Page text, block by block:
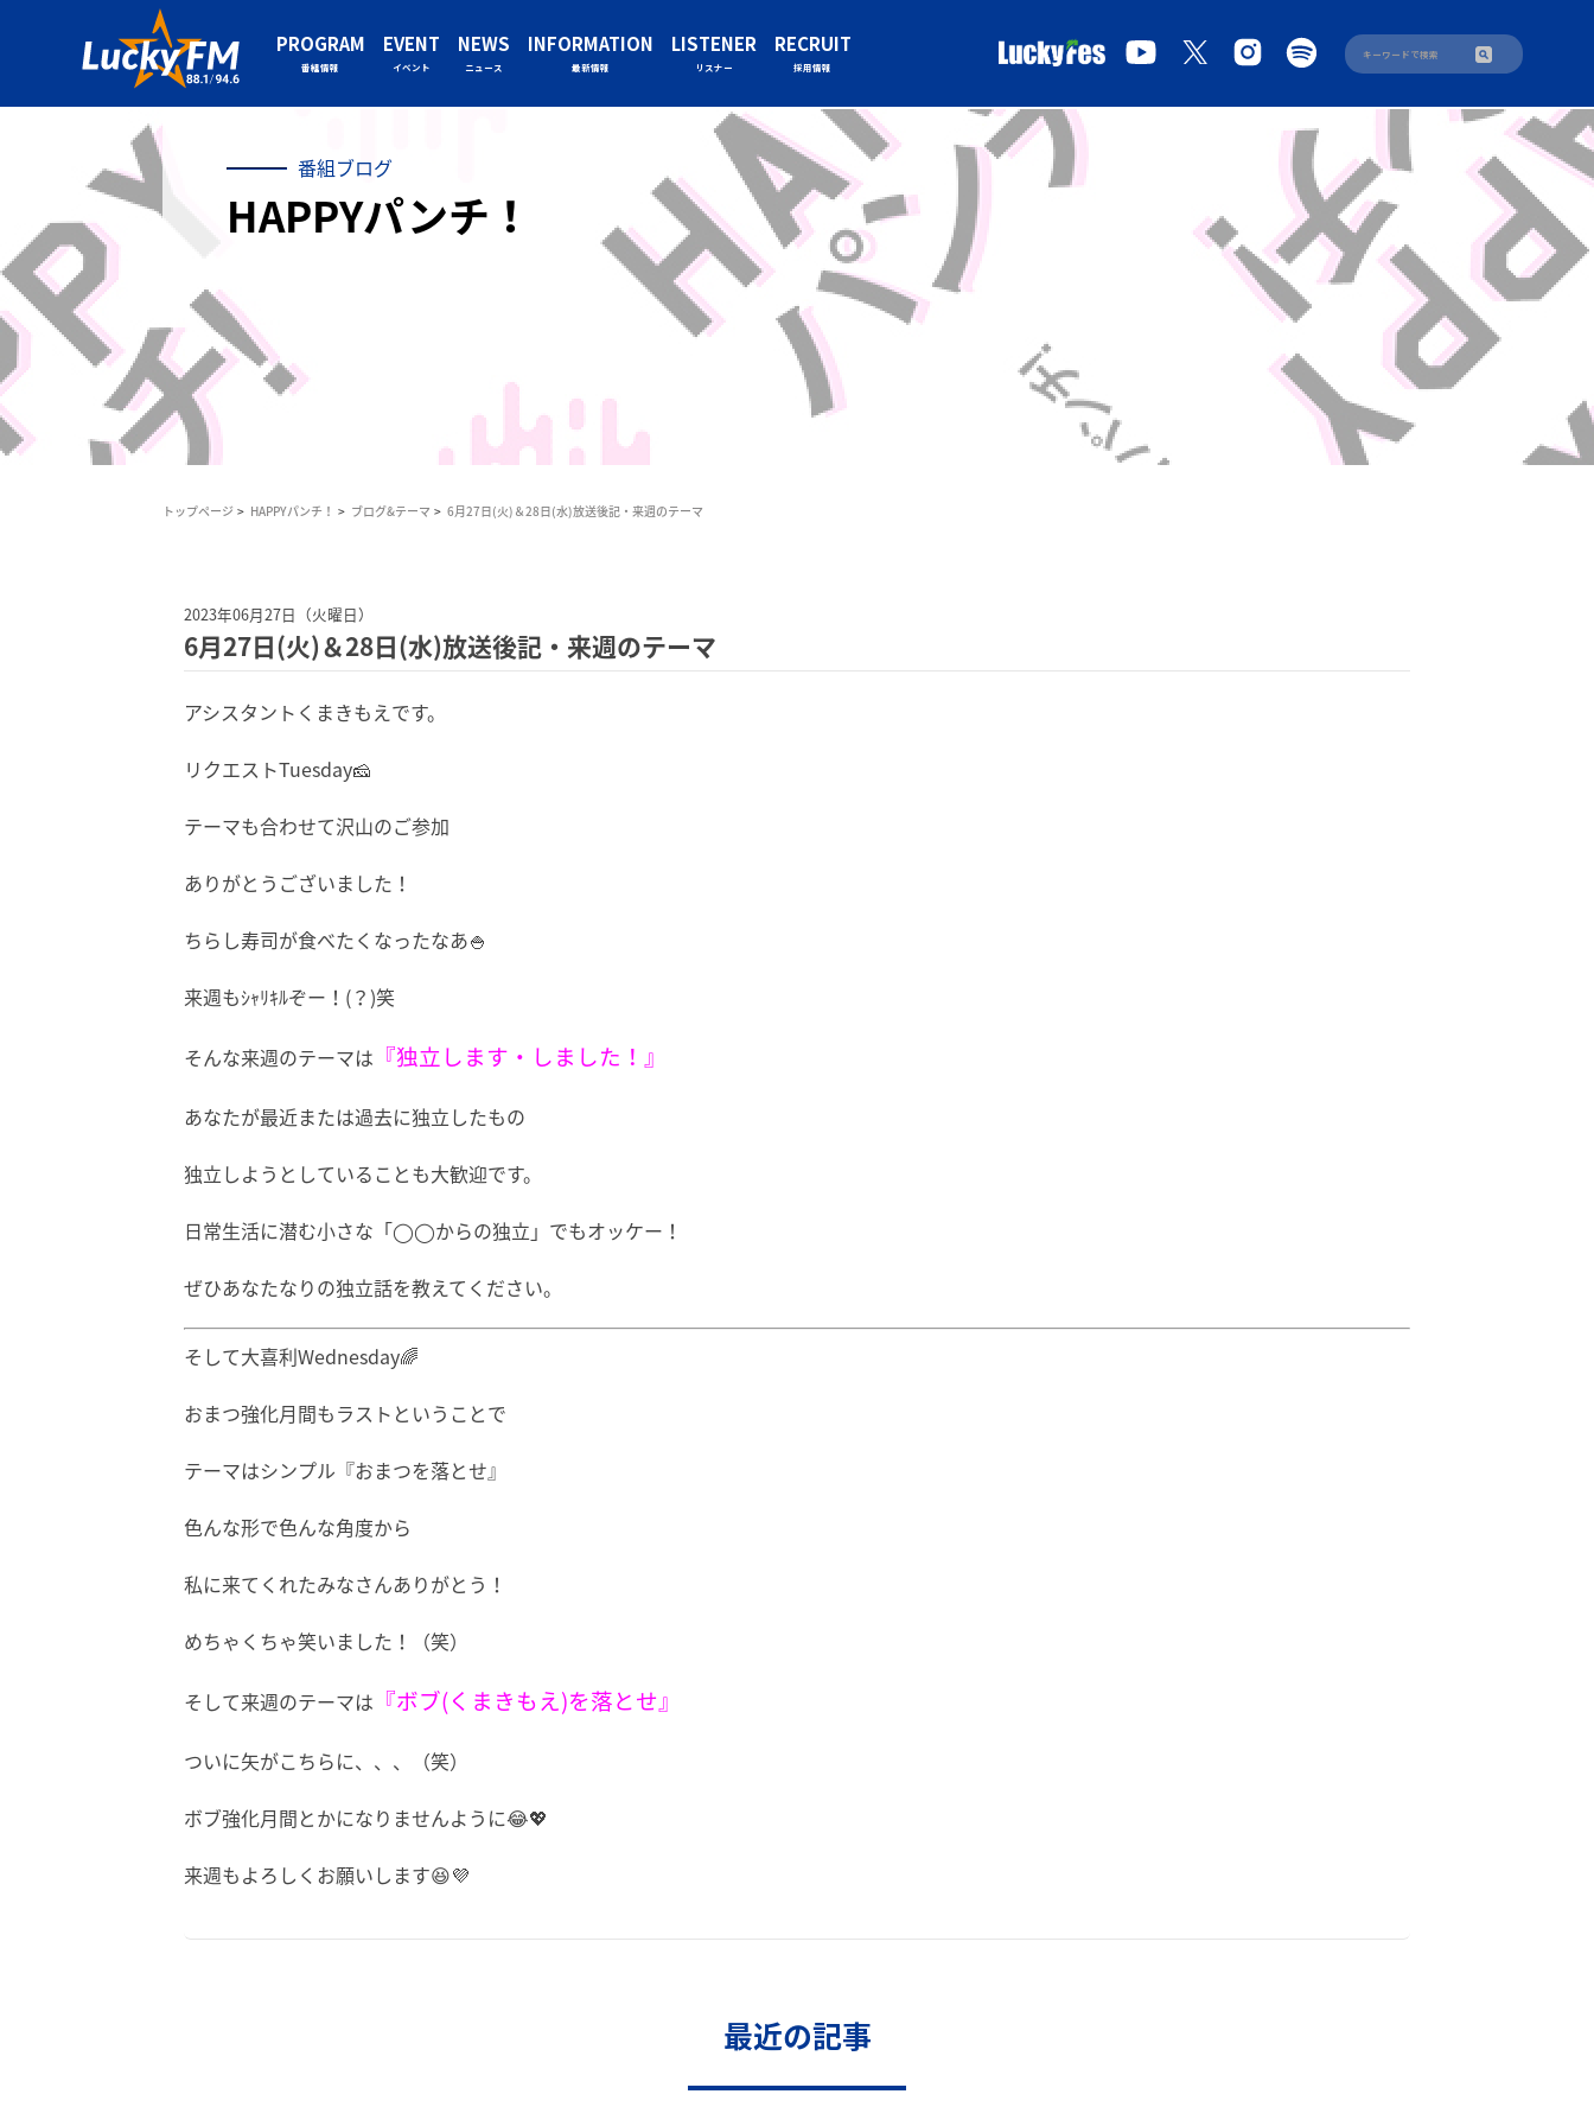
PROGRAM
番組情報
EVENT
イベント
NEWS
ニュース
INFORMATION
最新情報
LISTENER
リスナー
RECRUIT
採用情報
番組ブログ
HAPPYパンチ！
トップページ HAPPYパンチ！ ブログ&テーマ 6月27日(火)＆28日(水)放送後記・来週のテーマ
2023年06月27日（火曜日）
6月27日(火)＆28日(水)放送後記・来週のテーマ
アシスタントくまきもえです。
リクエストTuesday🧀
テーマも合わせて沢山のご参加
ありがとうございました！
ちらし寿司が食べたくなったなあ🍚
来週もｼｬﾘｷﾙぞー！(？)笑
そんな来週のテーマは 『独立します・しました！』
あなたが最近または過去に独立したもの
独立しようとしていることも大歓迎です。
日常生活に潜む小さな「◯◯からの独立」でもオッケー！
ぜひあなたなりの独立話を教えてください。
そして大喜利Wednesday🌈
おまつ強化月間もラストということで
テーマはシンプル『おまつを落とせ』
色んな形で色んな角度から
私に来てくれたみなさんありがとう！
めちゃくちゃ笑いました！（笑）
そして来週のテーマは 『ボブ(くまきもえ)を落とせ』
ついに矢がこちらに、、、（笑）
ボブ強化月間とかになりませんように😂💖
来週もよろしくお願いします😆💜
最近の記事